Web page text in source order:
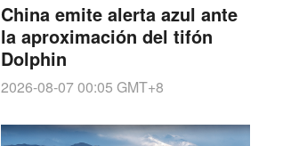
China emite alerta azul ante
la aproximación del tifón
Dolphin
2026-08-07 00:05 GMT+8